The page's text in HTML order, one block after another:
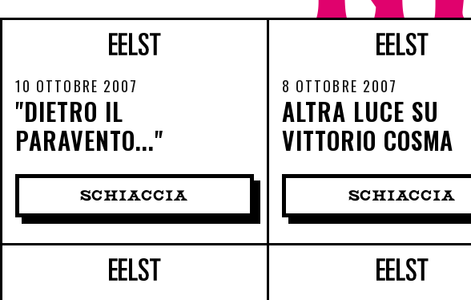
10 OTTOBRE 2007
"DIETRO IL
PARAVENTO..."
SCHIACCIA
8 OTTOBRE 2007
ALTRA LUCE SU
VITTORIO COSMA
SCHIACCIA